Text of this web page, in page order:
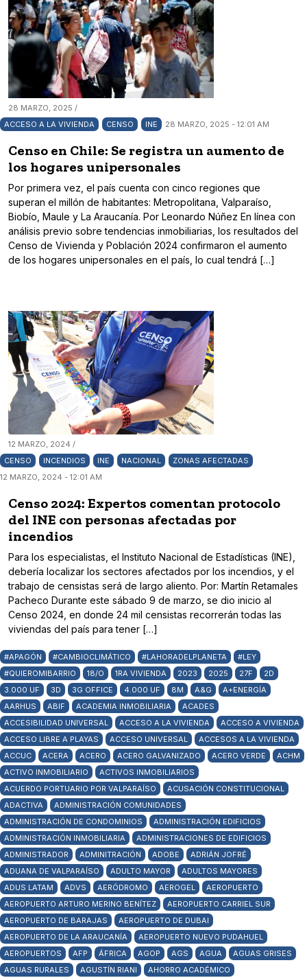
28 MARZO, 2025 /
ACCESO A LA VIVIENDA
CENSO INE 28 MARZO, 2025 - 12:01 AM
Censo en Chile: Se registra un aumento de
los hogares unipersonales
Por primera vez, el país cuenta con cinco regiones que
superan el millón de habitantes: Metropolitana, Valparaíso,
Biobío, Maule y La Araucanía. Por Leonardo Núñez En línea con
análisis previo sobre tendencias inmobiliarias, los resultados del
Censo de Vivienda y Población 2024 confirmaron el aumento
de los hogares unipersonales en el país, lo cual tendrá […]
12 MARZO, 2024 /
CENSO
INCENDIOS INE NACIONAL
ZONAS AFECTADAS
12 MARZO, 2024 - 12:01 AM
Censo 2024: Expertos comentan protocolo
del INE con personas afectadas por
incendios
Para los especialistas, el Instituto Nacional de Estadísticas (INE),
debería localizar los sectores afectados por los incendios, y el
trabajo de censistas será de largo aliento. Por: Martín Retamales
Pacheco Durante este sábado 9 de marzo, se dio inicio al
Censo 2024, en donde 24 mil censistas recorrerán todas las
viviendas del país para tener […]
#APAGÓN #CAMBIOCLIMÁTICO #LAHORADELPLANETA
#LEY
#QUIEROMIBARRIO
18/O 1RA VIVIENDA 2023 2025 27F
2D
3.000 UF
3D 3G OFFICE 4.000 UF 8M A&G
A+ENERGÍA
AARHUS
ABIF ACADEMIA INMOBILIARIA
ACADES
ACCESIBILIDAD UNIVERSAL
ACCESO A LA VIVIENDA
ACCESO A VIVIENDA
ACCESO LIBRE A PLAYAS
ACCESO UNIVERSAL
ACCESOS A LA VIVIENDA
ACCUC
ACERA ACERO ACERO GALVANIZADO ACERO VERDE
ACHM
ACTIVO INMOBILIARIO
ACTIVOS INMOBILIARIOS
ACUERDO PORTUARIO POR VALPARAÍSO
ACUSACIÓN CONSTITUCIONAL
ADACTIVA
ADMINISTRACIÓN COMUNIDADES
ADMINISTRACIÓN DE CONDOMINIOS
ADMINISTRACIÓN EDIFICIOS
ADMINISTRACIÓN INMOBILIARIA
ADMINISTRACIONES DE EDIFICIOS
ADMINISTRADOR
ADMINITRACIÓN ADOBE
ADRIÁN JOFRÉ
ADUANA DE VALPARAÍSO
ADULTO MAYOR
ADULTOS MAYORES
ADUS LATAM
ADVS AERÓDROMO AEROGEL
AEROPUERTO
AEROPUERTO ARTURO MERINO BENÍTEZ
AEROPUERTO CARRIEL SUR
AEROPUERTO DE BARAJAS
AEROPUERTO DE DUBAI
AEROPUERTO DE LA ARAUCANÍA
AEROPUERTO NUEVO PUDAHUEL
AEROPUERTOS
AFP ÁFRICA AGOP AGS AGUA
AGUAS GRISES
AGUAS RURALES
AGUSTÍN RIANI AHORRO ACADÉMICO